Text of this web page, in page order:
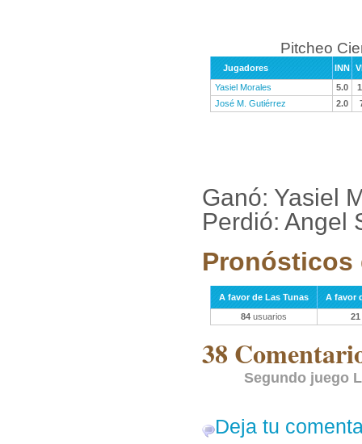
Pitcheo
Jugadores INN
Yasiel Morales
5.0
José M. Gutiérrez
2.0
Ganó: Yasiel
Perdió: Angel
Pronósticos
A favor de Las Tunas
A favor
84 usuarios 21
38
Segundo juego
Deja tu